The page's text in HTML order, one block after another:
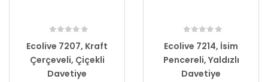
Ecolive 7207, Kraft
Çerçeveli, Çiçekli
Davetiye
Ecolive 7214, İsim
Pencereli, Yaldızlı
Davetiye